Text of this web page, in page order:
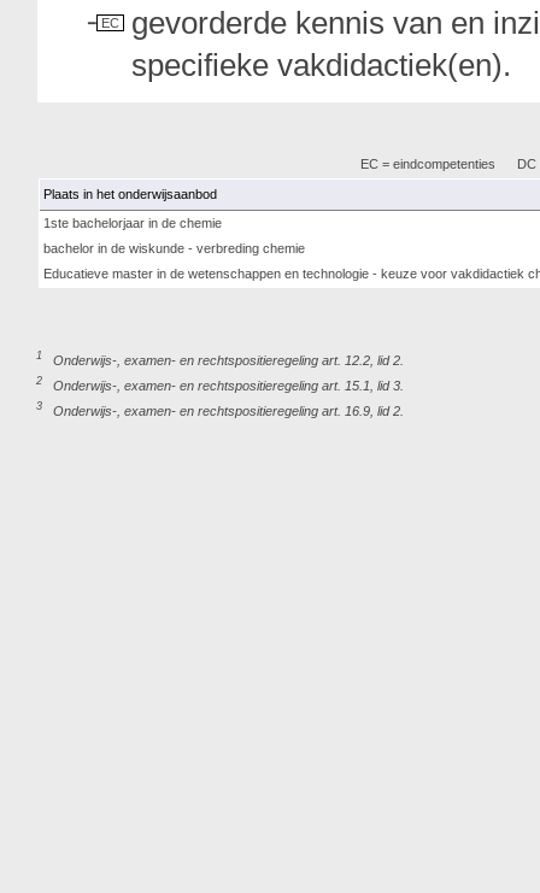
EC
gevorderde kennis van en
specifieke vakdidactiek(en).
EC = eindcompetenties DC
Plaats in het onderwijsaanbod
1ste bachelorjaar in de chemie
bachelor in de wiskunde - verbreding chemie
Educatieve master in de wetenschappen en technologie - keuze voor vakdidactiek
1 Onderwijs-, examen- en rechtspositieregeling art. 12.2, lid 2.
2 Onderwijs-, examen- en rechtspositieregeling art. 15.1, lid 3.
3 Onderwijs-, examen- en rechtspositieregeling art. 16.9, lid 2.